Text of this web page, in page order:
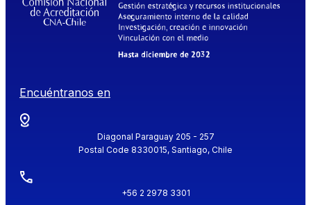
Encuéntranos en
Diagonal Paraguay 205 - 257
Postal Code 8330015, Santiago, Chile
+56 2 2978 3301